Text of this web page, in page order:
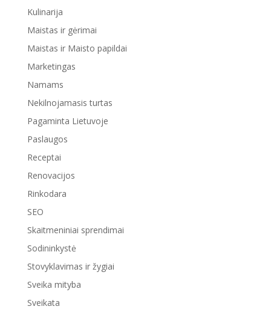
Kulinarija
Maistas ir gėrimai
Maistas ir Maisto papildai
Marketingas
Namams
Nekilnojamasis turtas
Pagaminta Lietuvoje
Paslaugos
Receptai
Renovacijos
Rinkodara
SEO
Skaitmeniniai sprendimai
Sodininkystė
Stovyklavimas ir žygiai
Sveika mityba
Sveikata